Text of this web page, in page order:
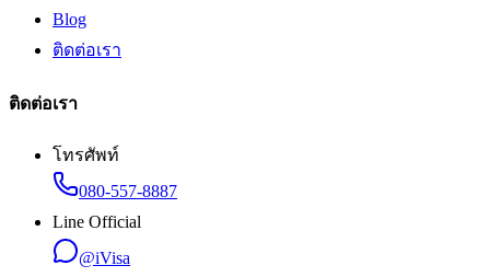
Blog
ติดต่อเรา
ติดต่อเรา
โทรศัพท์
080-557-8887
Line Official
@iVisa